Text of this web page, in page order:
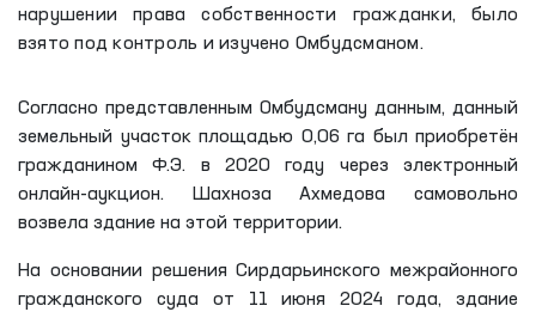
нарушении права собственности гражданки, было
взято под контроль и изучено Омбудсманом.
Согласно представленным Омбудсману данным, данный
земельный участок площадью 0,06 га был приобретён
гражданином Ф.Э. в 2020 году через электронный
онлайн-аукцион. Шахноза Ахмедова самовольно
возвела здание на этой территории.
На основании решения Сирдарьинского межрайонного
гражданского суда от 11 июня 2024 года, здание